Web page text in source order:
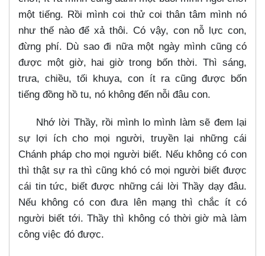
một tiếng. Rồi mình coi thử coi thân tâm mình nó
như thế nào để xả thôi. Có vậy, con nỗ lực con,
đừng phí. Dù sao đi nữa một ngày mình cũng có
được một giờ, hai giờ trong bốn thời. Thì sáng,
trưa, chiều, tối khuya, con ít ra cũng được bốn
tiếng đồng hồ tu, nó không đến nỗi đâu con.
Nhớ lời Thầy, rồi mình lo mình làm sẽ đem lại
sự lợi ích cho mọi người, truyền lại những cái
Chánh pháp cho mọi người biết. Nếu không có con
thì thật sự ra thì cũng khó có mọi người biết được
cái tin tức, biết được những cái lời Thầy dạy đâu.
Nếu không có con đưa lên mạng thì chắc ít có
người biết tới. Thầy thì không có thời giờ mà làm
công việc đó được.